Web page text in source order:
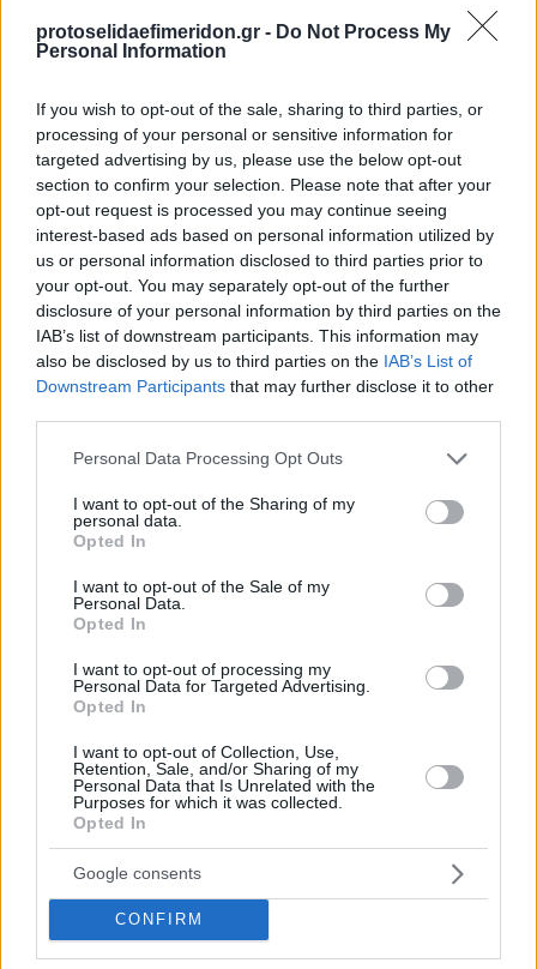
protoselidaefimeridon.gr - Do Not Process My
Personal Information
If you wish to opt-out of the sale, sharing to third parties, or
processing of your personal or sensitive information for
targeted advertising by us, please use the below opt-out
section to confirm your selection. Please note that after your
opt-out request is processed you may continue seeing
interest-based ads based on personal information utilized by
us or personal information disclosed to third parties prior to
your opt-out. You may separately opt-out of the further
disclosure of your personal information by third parties on the
IAB’s list of downstream participants. This information may
also be disclosed by us to third parties on the IAB’s List of
Downstream Participants that may further disclose it to other
Please note that this website/app uses one or more Google
not limited to your visit or usage behaviour. You may click to
grant or deny consent to Google and its third-party tags to
use your data for below specified purposes in below Google
consent section.
Personal Data Processing Opt Outs
I want to opt-out of the Sharing of my
personal data.
Opted In
I want to opt-out of the Sale of my
Personal Data.
Opted In
I want to opt-out of processing my
Personal Data for Targeted Advertising.
Opted In
I want to opt-out of Collection, Use,
Retention, Sale, and/or Sharing of my
Personal Data that Is Unrelated with the
Purposes for which it was collected.
Opted In
Google consents
CONFIRM
Κοινοποιήστε